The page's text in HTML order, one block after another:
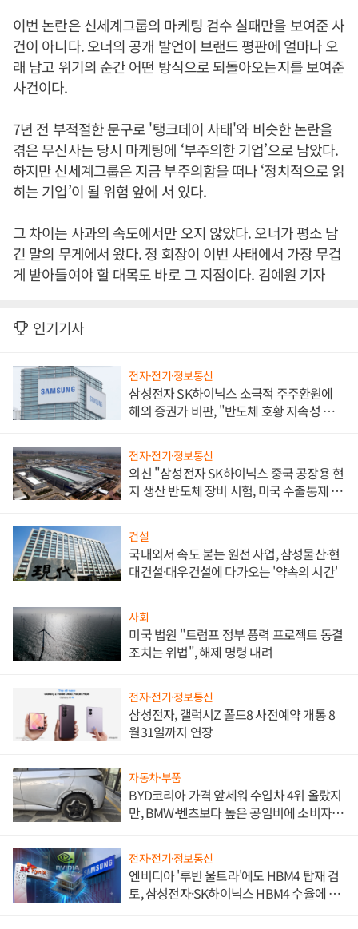
이번 논란은 신세계그룹의 마케팅 검수 실패만을 보여준 사
건이 아니다. 오너의 공개 발언이 브랜드 평판에 얼마나 오
래 남고 위기의 순간 어떤 방식으로 되돌아오는지를 보여준
사건이다.
7년 전 부적절한 문구로 '탱크데이 사태'와 비슷한 논란을
겪은 무신사는 당시 마케팅에 ‘부주의한 기업’으로 남았다.
하지만 신세계그룹은 지금 부주의함을 떠나 ‘정치적으로 읽
히는 기업’이 될 위험 앞에 서 있다.
그 차이는 사과의 속도에서만 오지 않았다. 오너가 평소 남
긴 말의 무게에서 왔다. 정 회장이 이번 사태에서 가장 무겁
게 받아들여야 할 대목도 바로 그 지점이다. 김예원 기자
인기기사
전자·전기·정보통신
삼성전자 SK하이닉스 소극적 주주환원에
해외 증권가 비판, "반도체 호황 지속성 의
전자·전기·정보통신
외신 "삼성전자 SK하이닉스 중국 공장용 현
지 생산 반도체 장비 시험, 미국 수출통제 대
건설
국내외서 속도 붙는 원전 사업, 삼성물산·현
대건설·대우건설에 다가오는 '약속의 시간'
사회
미국 법원 "트럼프 정부 풍력 프로젝트 동결
조치는 위법", 해제 명령 내려
전자·전기·정보통신
삼성전자, 갤럭시Z 폴드8 사전예약 개통 8
월31일까지 연장
자동차·부품
BYD코리아 가격 앞세워 수입차 4위 올랐지
만, BMW·벤츠보다 높은 공임비에 소비자
전자·전기·정보통신
엔비디아 '루빈 울트라'에도 HBM4 탑재 검
토, 삼성전자·SK하이닉스 HBM4 수율에 주